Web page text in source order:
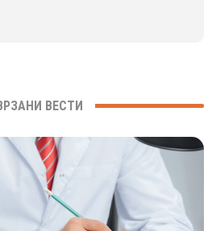
ВЕСТИ